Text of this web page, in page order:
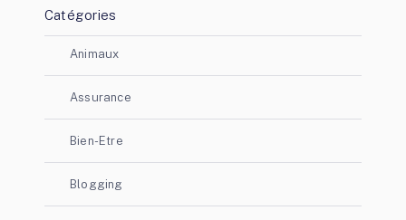
Catégories
Animaux
Assurance
Bien-Etre
Blogging